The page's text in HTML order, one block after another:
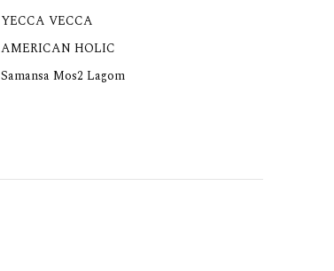
YECCA VECCA
AMERICAN HOLIC
Samansa Mos2 Lagom